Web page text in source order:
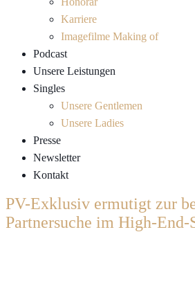
Karriere
Imagefilme Making of
Podcast
Unsere Leistungen
Singles
Unsere Gentlemen
Unsere Ladies
Presse
Newsletter
Kontakt
PV-Exklusiv ermutigt zur
Partnersuche im High-End-